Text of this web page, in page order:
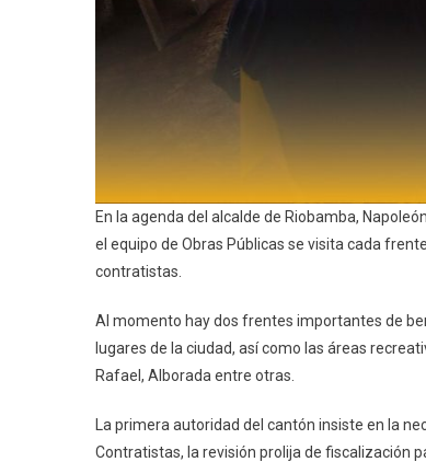
En la agenda del alcalde de Riobamba,
el equipo de Obras Públicas se visita cada
contratistas.
Al momento hay dos frentes importantes de
lugares de la ciudad, así como las áreas
Rafael, Alborada entre otras.
La primera autoridad del cantón insiste en la
Contratistas, la revisión prolija de fiscalización